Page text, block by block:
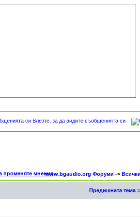
Влезте, за да видите съобщенията си
www.bgaudio.org Форуми ->
Предишната тема